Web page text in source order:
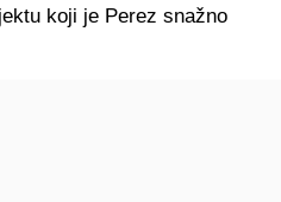
koji je Perez snažno